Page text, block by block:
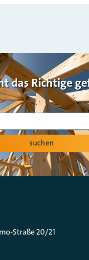
das Richtige
suchen
Straße 20/21